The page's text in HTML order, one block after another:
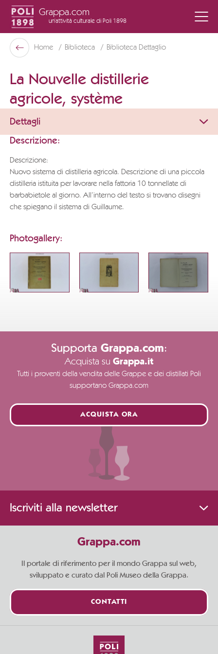
Grappa.com
un'attività culturale di Poli 1898
Poli Museo Della Grappa
Indietro
Home Biblioteca Biblioteca Dettaglio
La Nouvelle distillerie
agricole, système
Dettagli
Descrizione:
Descrizione:
Nuovo sistema di distilleria agricola. Descrizione di una piccola
distilleria istituita per lavorare nella fattoria 10 tonnellate di
barbabietole al giorno. All’interno del testo si trovano disegni
che spiegano il sistema di Guillaume.
Photogallery:
Supporta Grappa.com:
Acquista su Grappa.it
Tutti i proventi della vendita delle Grappe e dei distillati Poli
supportano Grappa.com
ACQUISTA ORA
Iscriviti alla newsletter
Grappa.com
Il portale di riferimento per il mondo Grappa sul web,
sviluppato e curato dal Poli Museo della Grappa.
CONTATTI